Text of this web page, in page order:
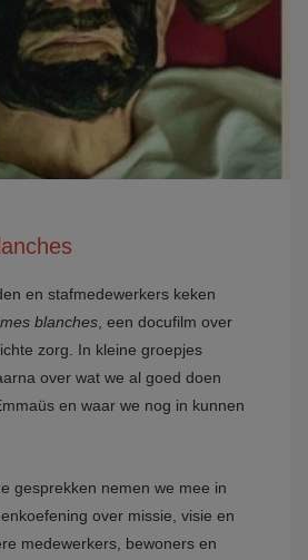
en stafmedewerkers keken
blanches , een docufilm over
zorg. In kleine groepjes
over wat we al goed doen
en waar we nog in kunnen
gesprekken nemen we mee in
over missie, visie en
medewerkers, bewoners en